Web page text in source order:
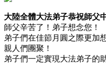
大陸全體大法弟子恭祝師父
師父辛苦了！弟子想念您！
弟子們在佳節月圓之際更加
親人們團聚！
弟子們一定實現大法弟子的